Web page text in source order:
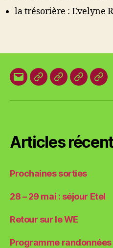
la trésorière : Evelyne
E-
Organisation
Animations
Vestes
Articles
Prochaines sorties
28 – 29 mai : séjour Etel
Retour sur le WE
Programme